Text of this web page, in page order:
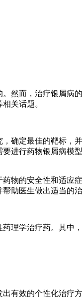
然而，治疗银屑病
关话题。
确定最佳的靶标，
进行药物银屑病模
物的安全性和适应
助医生做出适当的治
理学治疗药。其中
有效的个性化治疗方